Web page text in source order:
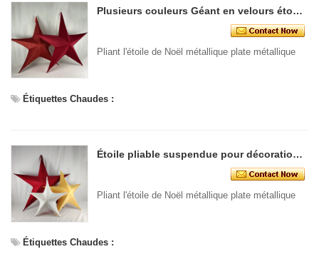
Plusieurs couleurs Géant en velours étoile pliable pour la fête de Noël Mur de Noël Décoration suspendue grande étoile brillante
Pliant l'étoile de Noël métallique plate métallique
Étiquettes Chaudes :
Étoile pliable suspendue pour décoration de mur de fête de Noël plusieurs couleurs disponibles étoiles brillantes
Pliant l'étoile de Noël métallique plate métallique
Étiquettes Chaudes :